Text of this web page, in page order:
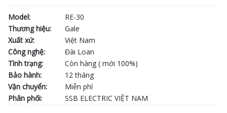
Model:
RE-30
Thương hiệu:
Gale
Xuất xứ:
Việt Nam
Công nghệ:
Đài Loan
Tình trạng:
Còn hàng ( mới 100%)
Bảo hành:
12 tháng
Vận chuyển:
Miễn phí
Phân phối:
SSB ELECTRIC VIỆT NAM